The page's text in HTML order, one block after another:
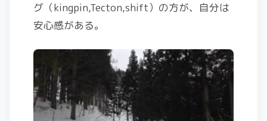
グ（kingpin,Tecton,shift）の方が、自分は
安心感がある。